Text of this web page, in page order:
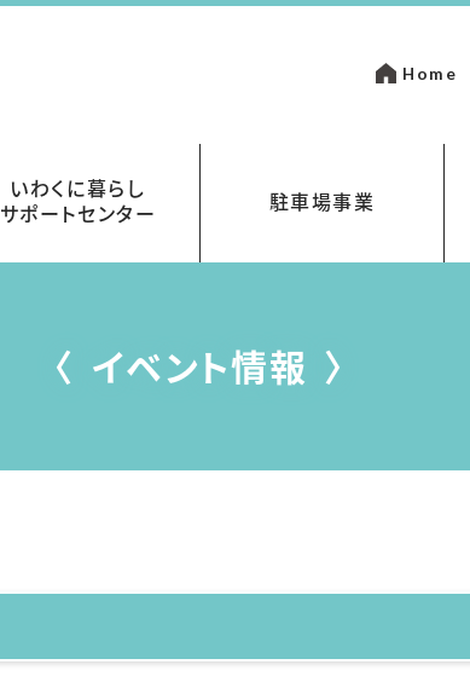
いわくに暮らし
サポートセンター
駐車場事業
Home
イベント情報